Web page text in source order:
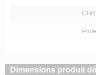
Dimensions produit